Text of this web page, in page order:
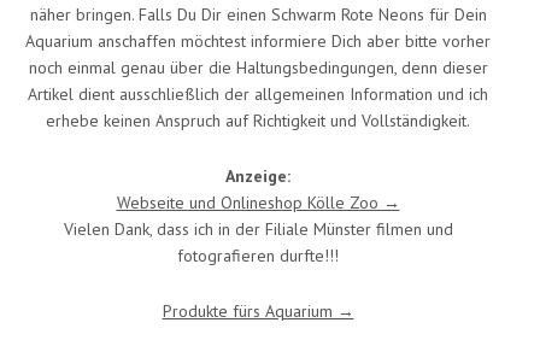
näher bringen. Falls Du Dir einen Schwarm Rote Neons für Dein
Aquarium anschaffen möchtest informiere Dich aber bitte vorher
noch einmal genau über die Haltungsbedingungen, denn dieser
Artikel dient ausschließlich der allgemeinen Information und ich
erhebe keinen Anspruch auf Richtigkeit und Vollständigkeit.
Anzeige:
Webseite und Onlineshop Kölle Zoo →
Vielen Dank, dass ich in der Filiale Münster filmen und
fotografieren durfte!!!
Produkte fürs Aquarium →